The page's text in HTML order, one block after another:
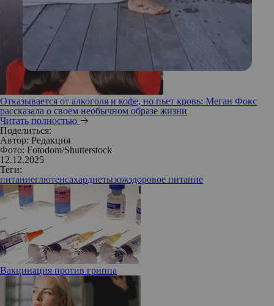
Отказывается от алкоголя и кофе, но пьет кровь: Меган Фокс
рассказала о своем необычном образе жизни
Читать полностью
Поделиться:
Автор: Редакция
Фото: Fotodom/Shutterstock
12.12.2025
Теги:
питаниеглютенсахардиетызожздоровое питание
Вакцинация против гриппа